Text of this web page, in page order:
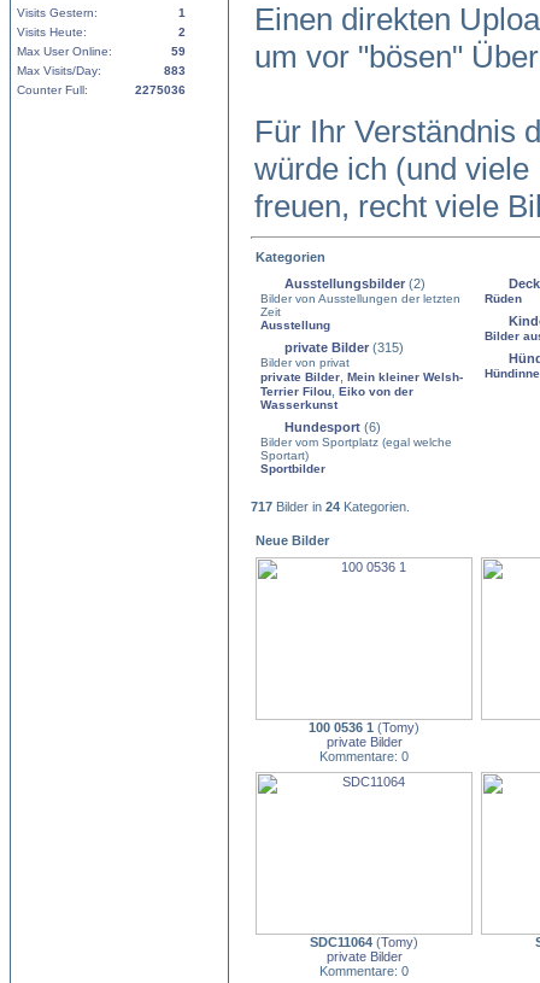
Visits Gestern:
1
Visits Heute:
2
Max User Online:
59
Max Visits/Day:
883
Counter Full:
2275036
Einen direkten
um vor "bösen"
Für Ihr Verständnis
würde ich (und
freuen, recht viele
Kategorien
Ausstellungsbilder (2)
Bilder von Ausstellungen der letzten
Zeit
Ausstellung
private Bilder (315)
Bilder von privat
private Bilder Mein kleiner Welsh-
Terrier Filou Eiko von der
Wasserkunst
Hundesport (6)
Bilder vom Sportplatz (egal welche
Sportart)
Sportbilder
Rüden
Bilder
717 Bilder in 24 Kategorien.
Neue Bilder
100 0536 1 (Tomy)
private Bilder
Kommentare: 0
SDC11064 (Tomy)
private Bilder
Kommentare: 0